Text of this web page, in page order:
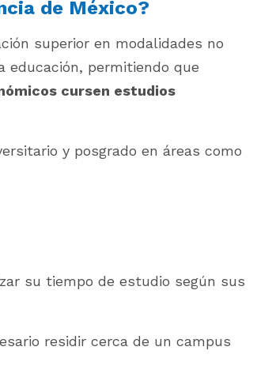
de México?
superior en modalidades no
educación, permitiendo que
cursen estudios
y posgrado en áreas como
su tiempo de estudio según sus
residir cerca de un campus